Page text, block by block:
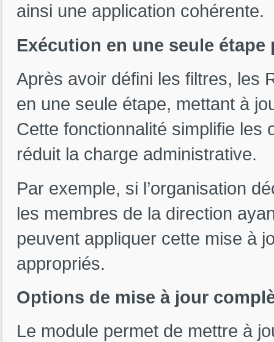
ainsi une application cohérente.
Exécution en une seule
Après avoir défini les filtres, les
en une seule étape, mettant à
Cette fonctionnalité simplifie les
réduit la charge administrative.
Par exemple, si l’organisation
les membres de la direction
peuvent appliquer cette mise à
appropriés.
Options de mise à jour
Le module permet de mettre à